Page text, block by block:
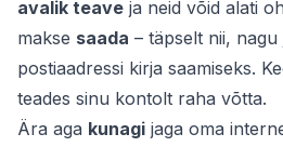
avalik teave ja neid võid alati
makse saada – täpselt nii, nagu
postiaadressi kirja saamiseks.
teades sinu kontolt raha võtta.
Ära aga kunagi jaga oma